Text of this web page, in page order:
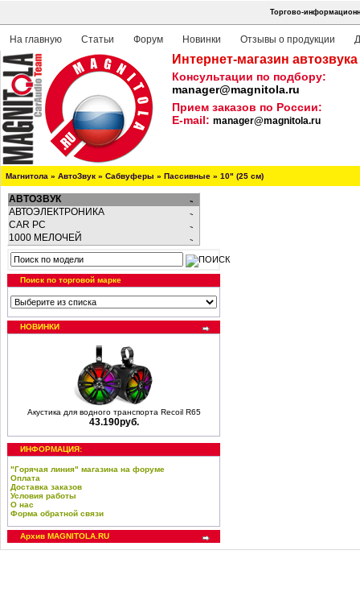
Торгово-
На главную Статьи Форум Новинки Отзывы о продукции
Интернет-магазин
Консультации по подбору:
manager@magnitola.ru
Прием заказов по России:
E-mail: manager@magnitola.ru
Магнитола » АвтоЗвук » Сабвуферы » Пассивные » 10" (25 см)
АВТОЗВУК
АВТОЭЛЕКТРОНИКА
CAR PC
1000 МЕЛОЧЕЙ
Поиск по торговой марке
НОВИНКИ
Акустика для водного транспорта Recoil R65
43.190руб.
ИНФОРМАЦИЯ:
"Горячая линия" магазина на форуме
Оплата
Доставка заказов
Условия работы
О нас
Форма обратной связи
Архив MAGNITOLA.RU